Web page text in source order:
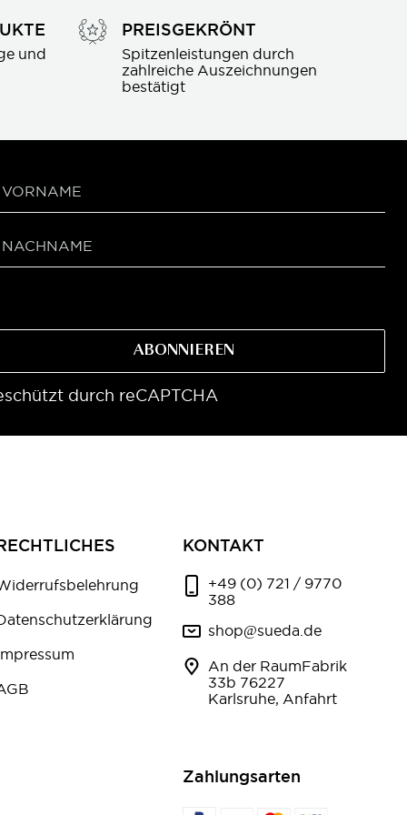
und
PREISGEKRÖNT
Spitzenleistungen durch
zahlreiche Auszeichnungen
bestätigt
ABONNIEREN
durch reCAPTCHA
KONTAKT
+49 (0) 721 / 9770
388
shop@sueda.de
An der RaumFabrik
33b 76227
Karlsruhe, Anfahrt
Zahlungsarten